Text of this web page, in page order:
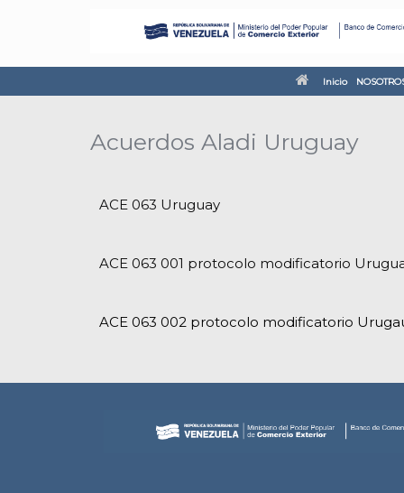
Inicio
Acuerdos Aladi Uruguay
ACE 063 Uruguay
ACE 063 001 protocolo modificatorio
ACE 063 002 protocolo modificatorio